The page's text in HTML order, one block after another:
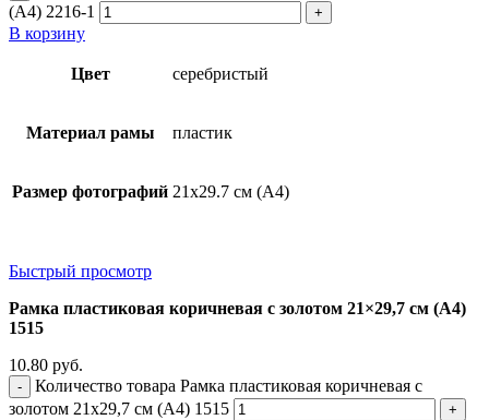
(А4) 2216-1
В корзину
Цвет серебристый
Материал рамы пластик
Размер фотографий 21х29.7 см (А4)
Быстрый просмотр
Рамка пластиковая коричневая с золотом 21×29,7 см (А4)
1515
10.80 руб.
Количество товара Рамка пластиковая коричневая с
золотом 21x29,7 см (А4) 1515